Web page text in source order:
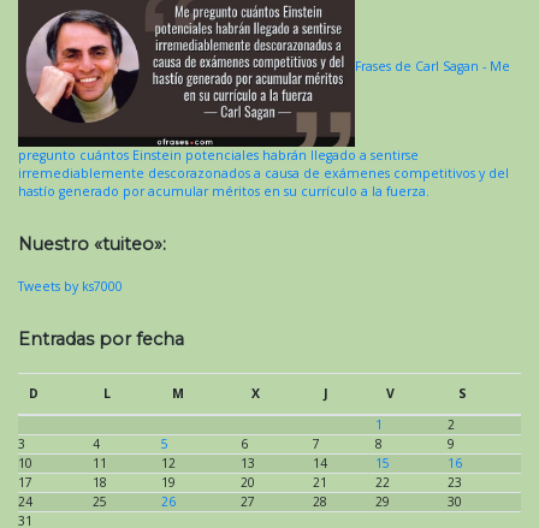
Frases de Carl Sagan - Me
pregunto cuántos Einstein potenciales habrán llegado a sentirse
irremediablemente descorazonados a causa de exámenes competitivos y del
hastío generado por acumular méritos en su currículo a la fuerza.
Nuestro «tuiteo»:
Tweets by ks7000
Entradas por fecha
D L M X J V
S
1
2
3
4 5 6 7 8
9
10
11 12 13 14 15
16
17
18 19 20 21 22
23
24
25 26 27 28 29
30
31